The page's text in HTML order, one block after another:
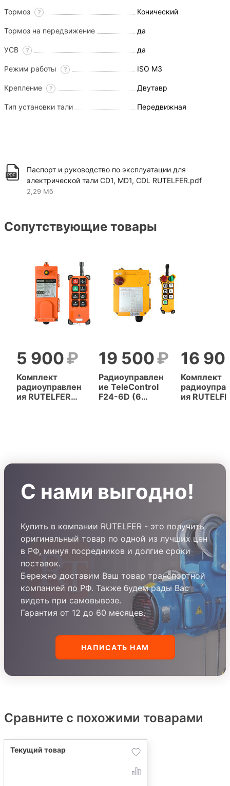
Тормоз ? Конический
Тормоз на передвижение да
УСВ ? да
Режим работы ? ISO M3
Крепление ? Двутавр
Тип установки тали Передвижная
Паспорт и руководство по эксплуатации для
электрической тали CD1, MD1, CDL RUTELFER.pdf
2,29 Мб
Сопутствующие товары
Комплект
радиоуправлен
ия RUTELFER
5 900
Радиоуправлен
ие TeleControl
F24-6D (6
19 500
Комплект
ия
16
С нами выгодно!
Купить в компании RUTELFER - это получить
оригинальный товар по одной из лучших цен
в РФ, минуя посредников и долгие сроки
поставок.
Бережно доставим Ваш товар транспортной
компанией по РФ. Также будем рады Вас
видеть при самовывозе.
Гарантия от 12 до 60 месяцев.
НАПИСАТЬ НАМ
Сравните с похожими товарами